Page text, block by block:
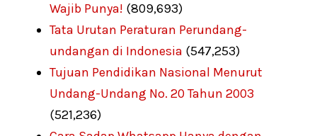
Wajib Punya! (809,693)
Tata Urutan Peraturan Perundang-
undangan di Indonesia (547,253)
Tujuan Pendidikan Nasional Menurut
Undang-Undang No. 20 Tahun 2003
(521,236)